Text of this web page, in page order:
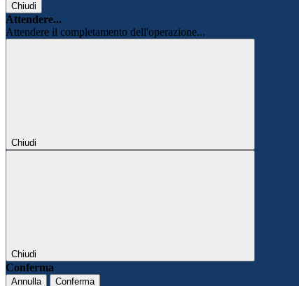
Chiudi
Attendere...
Attendere il completamento dell'operazione...
Chiudi
Chiudi
Conferma
Annulla Conferma